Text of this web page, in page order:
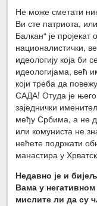
Не може сметати
Ви сте патриота,
Балкан“ је
националистички,
идеологију која би
идеологијама, већ
који треба да
САДА! Отуда је
заједнички
међу Србима, а не
или комуниста не
нећете подржати
манастира у
Недавно је и
Вама у негативном
мислите ли да су